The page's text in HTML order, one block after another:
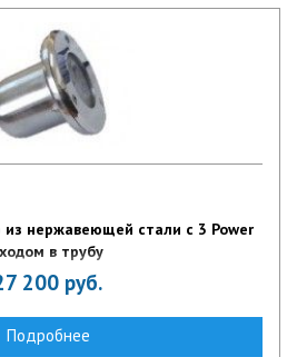
нержавеющей стали с 3 Power
в трубу
200 руб.
Подробнее